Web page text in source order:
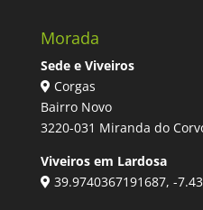
Morada
Sede e Viveiros
Corgas
Bairro Novo
3220-031 Miranda do
Viveiros em Lardosa
39.9740367191687, -